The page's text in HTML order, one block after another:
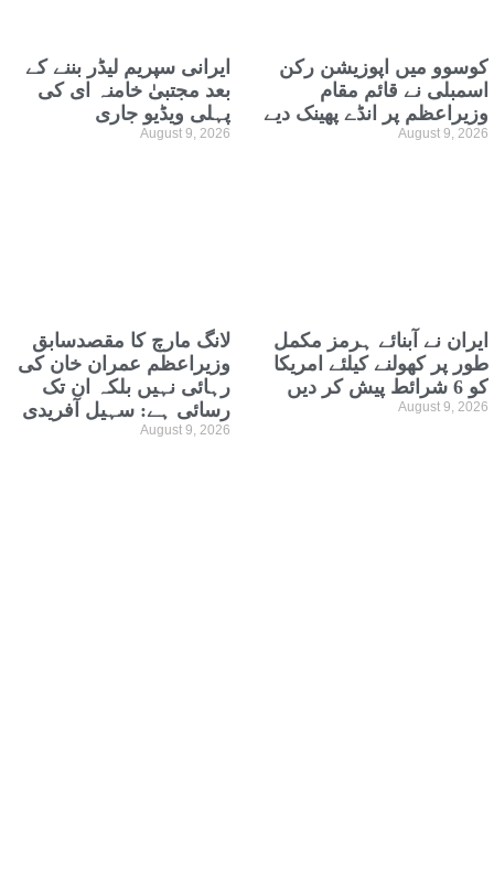
ایرانی سپریم لیڈر بننے کے
بعد مجتبیٰ خامنہ ای کی
پہلی ویڈیو جاری
August 9, 2026
کوسوو میں اپوزیشن رکن
اسمبلی نے قائم مقام
وزیراعظم پر انڈے پھینک دیے
August 9, 2026
لانگ مارچ کا مقصدسابق
وزیراعظم عمران خان کی
رہائی نہیں بلکہ ان تک
رسائی ہے: سہیل آفریدی
August 9, 2026
ایران نے آبنائے ہرمز مکمل
طور پر کھولنے کیلئے امریکا
کو 6 شرائط پیش کر دیں
August 9, 2026